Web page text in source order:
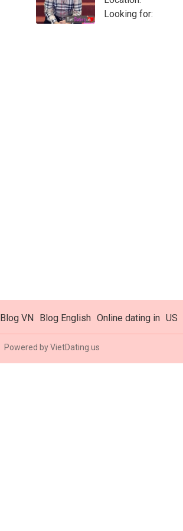
Looking for:
Blog VN Blog English Online dating in US
Powered byVietDating.us